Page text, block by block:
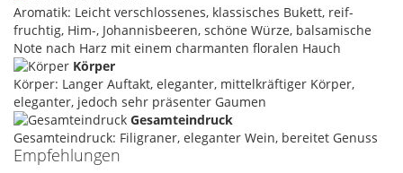
Aromatik: Leicht verschlossenes, klassisches Bukett, reif-
fruchtig, Him-, Johannisbeeren, schöne Würze, balsamische
Note nach Harz mit einem charmanten floralen Hauch
Körper
Körper: Langer Auftakt, eleganter, mittelkräftiger Körper,
eleganter, jedoch sehr präsenter Gaumen
Gesamteindruck
Gesamteindruck: Filigraner, eleganter Wein, bereitet Genuss
Empfehlungen